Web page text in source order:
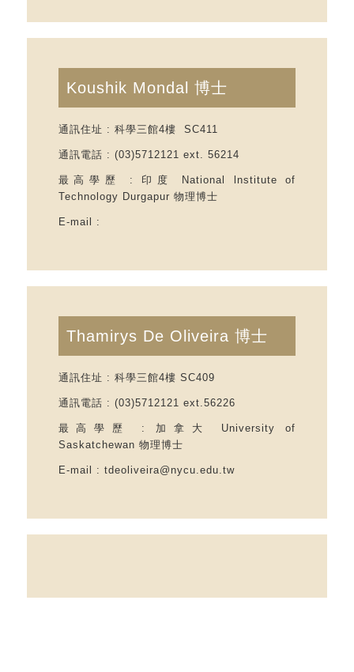
Koushik Mondal 博士
通訊住址 : 科學三館4樓 SC411
通訊電話 : (03)5712121 ext. 56214
最高學歷 : 印度 National lnstitute of
Technology Durgapur 物理博士
E-mail :
Thamirys De Oliveira 博士
通訊住址 : 科學三館4樓 SC409
通訊電話 : (03)5712121 ext.56226
最高學歷 : 加拿大 University of
Saskatchewan 物理博士
E-mail : tdeoliveira@nycu.edu.tw